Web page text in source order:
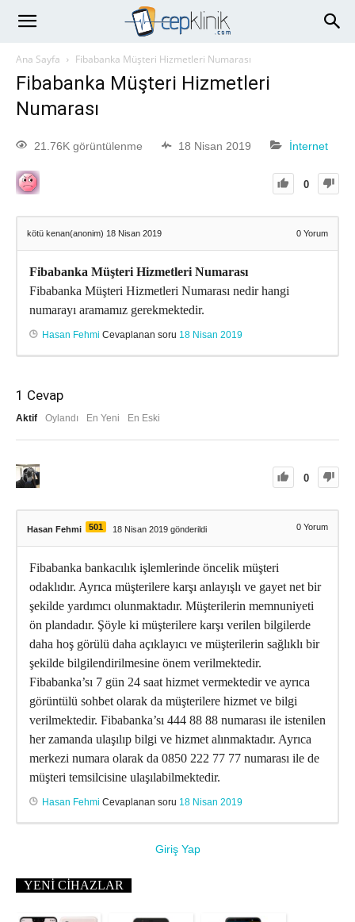
Ana Sayfa Fibabanka Müşteri Hizmetleri Numarası
Fibabanka Müşteri Hizmetleri
Numarası
21.76K görüntülenme 18 Nisan 2019 İnternet
0
kötü kenan(anonim) 18 Nisan 2019 0 Yorum
Fibabanka Müşteri Hizmetleri Numarası
Fibabanka Müşteri Hizmetleri Numarası nedir hangi
numarayı aramamız gerekmektedir.
Hasan Fehmi Cevaplanan soru 18 Nisan 2019
1 Cevap
Aktif Oylandı En Yeni En Eski
0
Hasan Fehmi 501 18 Nisan 2019 gönderildi 0 Yorum
Fibabanka bankacılık işlemlerinde öncelik müşteri
odaklıdır. Ayrıca müşterilere karşı anlayışlı ve gayet net bir
şekilde yardımcı olunmaktadır. Müşterilerin memnuniyeti
ön plandadır. Şöyle ki müşterilere karşı verilen bilgilerde
daha hoş görülü daha açıklayıcı ve müşterilerin sağlıklı bir
şekilde bilgilendirilmesine önem verilmektedir.
Fibabanka’sı 7 gün 24 saat hizmet vermektedir ve ayrıca
görüntülü sohbet olarak da müşterilere hizmet ve bilgi
verilmektedir. Fibabanka’sı 444 88 88 numarası ile istenilen
her zamanda ulaşılıp bilgi ve hizmet alınmaktadır. Ayrıca
merkezi numara olarak da 0850 222 77 77 numarası ile de
müşteri temsilcisine ulaşılabilmektedir.
Hasan Fehmi Cevaplanan soru 18 Nisan 2019
Giriş Yap
YENI CIHAZLAR